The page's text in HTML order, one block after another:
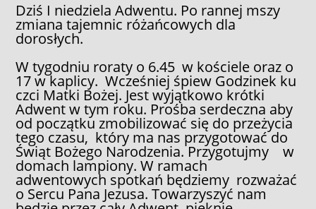
Dziś I niedziela Adwentu. Po rannej mszy
zmiana tajemnic różańcowych dla
dorosłych.
W tygodniu roraty o 6.45 w kościele oraz o
17 w kaplicy. Wcześniej śpiew Godzinek ku
czci Matki Bożej. Jest wyjątkowo krótki
Adwent w tym roku. Prośba serdeczna aby
od początku zmobilizować się do przeżycia
tego czasu, który ma nas przygotować do
Świąt Bożego Narodzenia. Przygotujmy w
domach lampiony. W ramach
adwentowych spotkań będziemy rozważać
o Sercu Pana Jezusa. Towarzyszyć nam